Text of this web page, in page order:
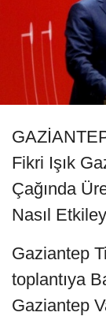
Fikri Işık
Çağında
Nasıl
Gaziantep
toplantıya
Gaziantep